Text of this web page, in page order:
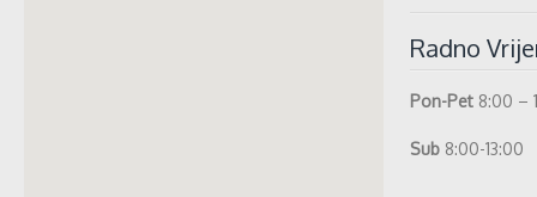
Radno
Pon-Pet 8:00 –
Sub 8:00-13:00